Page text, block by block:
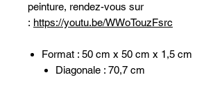
peinture, rendez-vous sur
: https://youtu.be/WWoTouzFsrc
Format : 50 cm x 50 cm x 1,5 cm
Diagonale : 70,7 cm